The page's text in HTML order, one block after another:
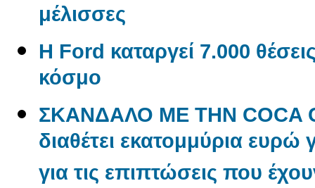
μέλισσες
Η Ford καταργεί 7.000
κόσμο
ΣΚΑΝΔΑΛΟ ΜΕ ΤΗΝ COCA
διαθέτει εκατομμύρια ευρώ
για τις επιπτώσεις που